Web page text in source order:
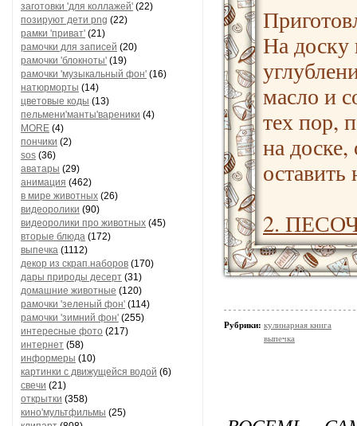
заготовки 'для коллажей' (22)
позируют дети png (22)
рамки 'приват' (21)
рамочки для записей (20)
рамочки 'блокноты' (19)
рамочки 'музыкальный фон' (16)
натюрморты (14)
цветовые коды (13)
пельмени'манты'вареники (4)
MORE (4)
пончики (2)
sos (36)
аватары (29)
анимация (462)
в мире животных (26)
видеоролики (90)
видеоролики про животных (45)
вторые блюда (172)
выпечка (1112)
декор из скрап.наборов (170)
дары природы десерт (31)
домашние животные (120)
рамочки 'зеленый фон' (114)
рамочки 'зимний фон' (255)
интересные фото (217)
интернет (58)
информеры (10)
картинки с движущейся водой (6)
свечи (21)
открытки (358)
кино'мультфильмы (25)
На доску
масло и
тех пор,
на
2.
Рубрики: кулинарная книга
выпечка